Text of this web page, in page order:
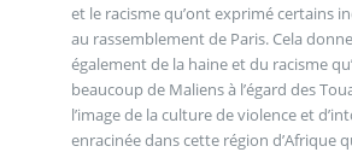
et le racisme qu’ont exprimé certains
au rassemblement de Paris. Cela
également de la haine et du racisme
beaucoup de Maliens à l’égard des
l’image de la culture de violence et
enracinée dans cette région d’Afrique